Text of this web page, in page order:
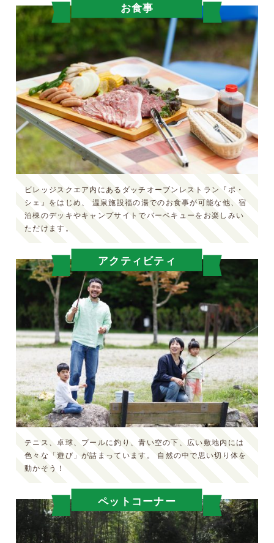
お食事
ビレッジスクエア内にあるダッチオーブンレストラン『ポ・
シェ』をはじめ、
温泉施設福の湯でのお食事が可能な他、宿
泊棟のデッキやキャンプサイトでバーベキューをお楽しみい
ただけます。
アクティビティ
テニス、卓球、プールに釣り、青い空の下、広い敷地内には
色々な「遊び」が詰まっています。
自然の中で思い切り体を
動かそう！
ペットコーナー